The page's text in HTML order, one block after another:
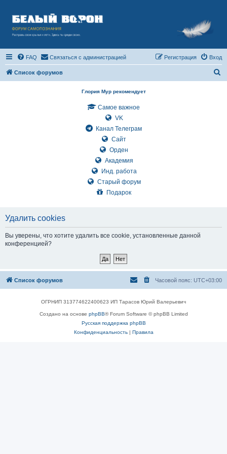
FAQ Связаться с администрацией Вход
Регистрация
Список форумов
Глория Мур рекомендует
Самое важное
VK
Канал Телеграм
Сайт
Орден
Академия
Инд. работа
Старый форум
Подарок
Удалить cookies
Вы уверены, что хотите удалить все cookie, установленные данной
конференцией?
Список форумов Часовой пояс: UTC+03:00
ОГРНИП 313774622400623 ИП Тарасов Юрий Валерьевич
Создано на основе phpBB® Forum Software © phpBB Limited
Русская поддержка phpBB
Конфиденциальность| Правила